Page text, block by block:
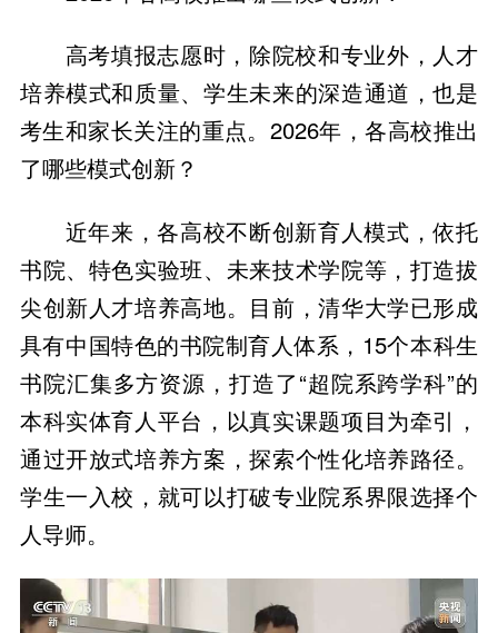
高考填报志愿时，除院校和专业外，人才
培养模式和质量、学生未来的深造通道，也是
考生和家长关注的重点。2026年，各高校推出
了哪些模式创新？
近年来，各高校不断创新育人模式，依托
书院、特色实验班、未来技术学院等，打造拔
尖创新人才培养高地。目前，清华大学已形成
具有中国特色的书院制育人体系，15个本科生
书院汇集多方资源，打造了“超院系跨学科”的
本科实体育人平台，以真实课题项目为牵引，
通过开放式培养方案，探索个性化培养路径。
学生一入校，就可以打破专业院系界限选择个
人导师。